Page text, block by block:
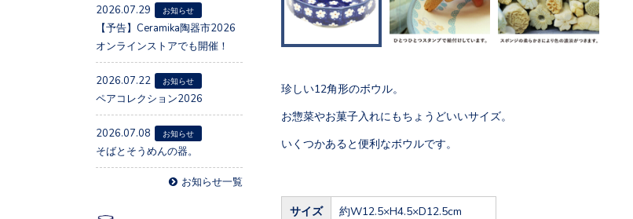
珍しい12角形のボウル。
お惣菜やお菓子入れにもちょうどいいサイズ。
いくつかあると便利なボウルです。
サイズ
約W12.5×H4.5×D12.5cm
2026.07.29 お知らせ
【予告】Ceramika陶器市2026
オンラインストアでも開催！
2026.07.22 お知らせ
ペアコレクション2026
2026.07.08 お知らせ
そばとそうめんの器。
お知らせ一覧